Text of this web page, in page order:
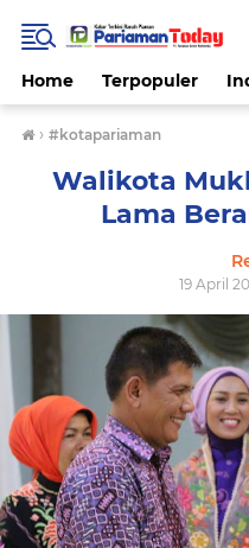
Home Terpopuler
› #kotapariaman
Walikota
Lama
19 April